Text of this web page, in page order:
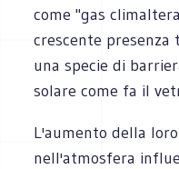
come "gas
crescente
una specie di
solare come fa il
L'aumento della
nell'atmosfera